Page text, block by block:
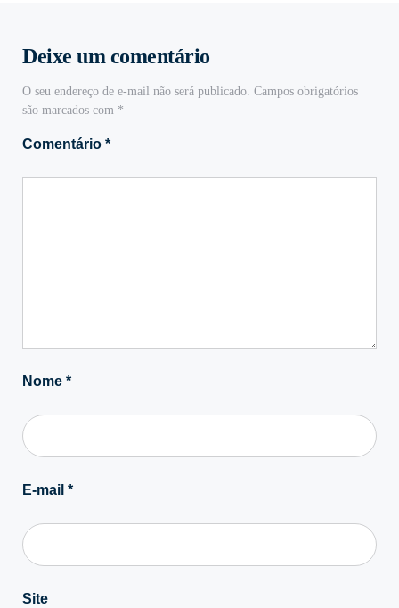
Deixe um comentário
O seu endereço de e-mail não será publicado. Campos obrigatórios
são marcados com *
Comentário *
Nome *
E-mail *
Site